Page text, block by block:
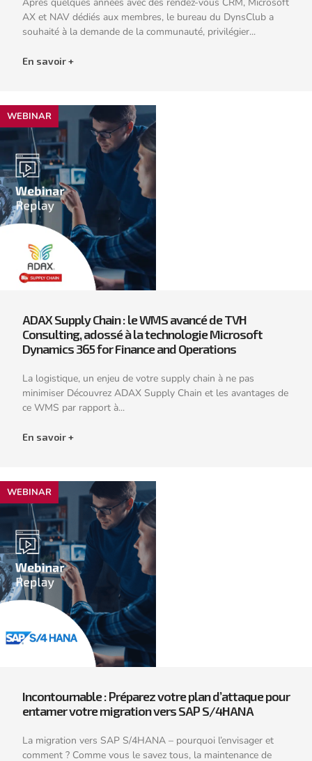
AX et NAV dédiés aux membres, le bureau du DynsClub a
souhaité à la demande de la communauté, privilégier...
En savoir +
WEBINAR
ADAX Supply Chain : le WMS avancé de TVH
Consulting, adossé à la technologie Microsoft
Dynamics 365 for Finance and Operations
La logistique, un enjeu de votre supply chain à ne pas
minimiser Découvrez ADAX Supply Chain et les avantages de
ce WMS par rapport à...
En savoir +
WEBINAR
Incontournable : Préparez votre plan d’attaque pour
entamer votre migration vers SAP S/4HANA
La migration vers SAP S/4HANA – pourquoi l’envisager et
comment ? Comme vous le savez tous, la maintenance de